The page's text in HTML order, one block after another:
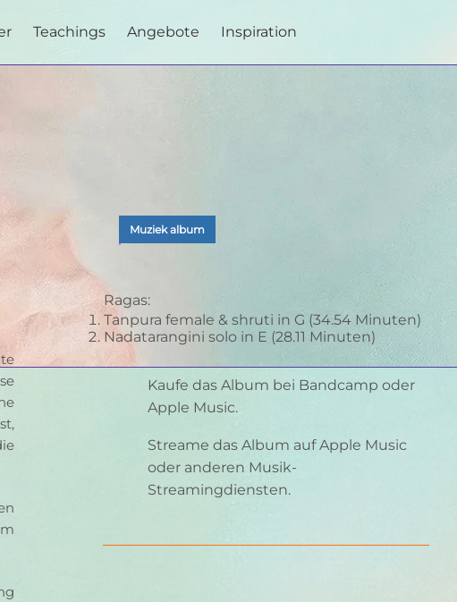
Teachings Angebote Inspiration
Ragas:
Tanpura female & shruti in G (34.54 Minuten)
Nadatarangini solo in E (28.11 Minuten)
Kaufe das Album bei Bandcamp oder
Apple Music.
Streame das Album auf Apple Music
oder anderen Musik-
Streamingdiensten.
Muziek album